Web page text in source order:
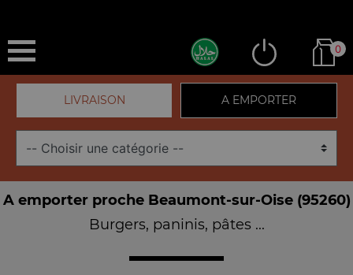
0
LIVRAISON A EMPORTER
A emporter proche Beaumont-sur-Oise (95260)
Burgers, paninis, pâtes ...